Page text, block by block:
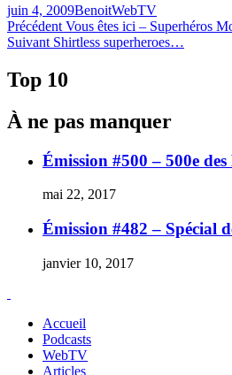
Publié
le
juin 4, 2009BenoitCatégories
WebTV
Navigation
de
l'article
Précédent Article
précédent :
Vous êtes ici – Superhéros
Suivant Article
Shirtless superheroes…
Top 10
À ne pas manquer
Émission #500 – 500e
mai 22, 2017
Émission #482 – Spécial
janvier 10, 2017
Accueil
Podcasts
WebTV
Articles